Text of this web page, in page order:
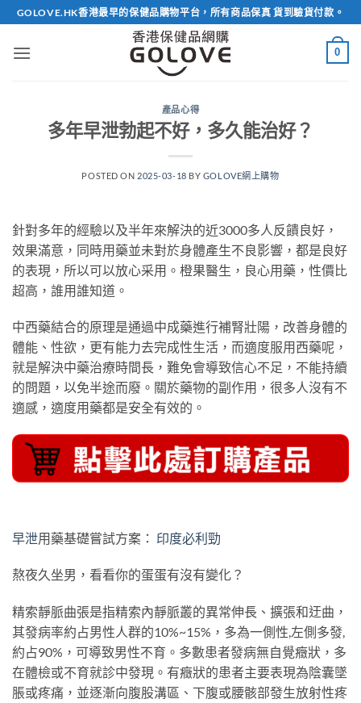
Skip
to
content
GOLOVE.HK香港最早的保健品購物平台，所有商品保真 貨到驗貨付款。
0
產品心得
多年早泄勃起不好，多久能治好？
POSTED ON 2025-03-18 BY GOLOVE網上購物
針對多年的經驗以及半年來解決的近3000多人反饋良好，
效果滿意，同時用藥並未對於身體產生不良影響，都是良好
的表現，所以可以放心采用。橙果醫生，良心用藥，性價比
超高，誰用誰知道。
中西藥結合的原理是通過中成藥進行補腎壯陽，改善身體的
體能、性欲，更有能力去完成性生活，而適度服用西藥呢，
就是解決中藥治療時間長，難免會導致信心不足，不能持續
的問題，以免半途而廢。關於藥物的副作用，很多人沒有不
適感，適度用藥都是安全有效的。
早泄用藥基礎嘗試方案： 印度必利勁
熬夜久坐男，看看你的蛋蛋有沒有變化？
精索靜脈曲張是指精索內靜脈叢的異常伸長、擴張和迂曲，
其發病率約占男性人群的10%~15%，多為一側性,左側多發,
約占90%，可導致男性不育。多數患者發病無自覺癥狀，多
在體檢或不育就診中發現。有癥狀的患者主要表現為陰囊墜
脹或疼痛，並逐漸向腹股溝區、下腹或腰骸部發生放射性疼